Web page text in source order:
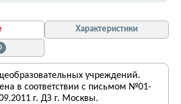
Характеристики
учреждений.
в соответствии с письмом №01-
г. ДЗ г. Москвы.